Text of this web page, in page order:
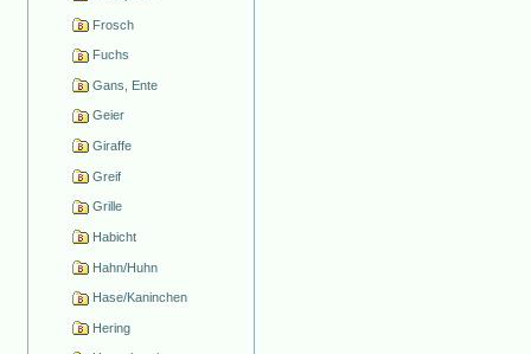
Frosch
Fuchs
Gans, Ente
Geier
Giraffe
Greif
Grille
Habicht
Hahn/Huhn
Hase/Kaninchen
Hering